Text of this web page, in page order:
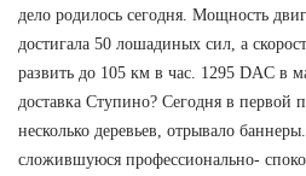
дело родилось сегодня. Мощность
достигала 50 лошадиных сил, а
развить до 105 км в час. 1295 DAC в
доставка Ступино? Сегодня в первой
несколько деревьев, отрывало
сложившуюся профессионально-